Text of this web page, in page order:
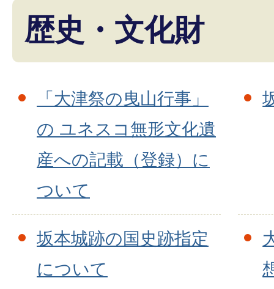
歴史・文化財
「大津祭の曳山行事」
の ユネスコ無形文化遺
産への記載（登録）に
ついて
坂本城跡の国史跡指定
について